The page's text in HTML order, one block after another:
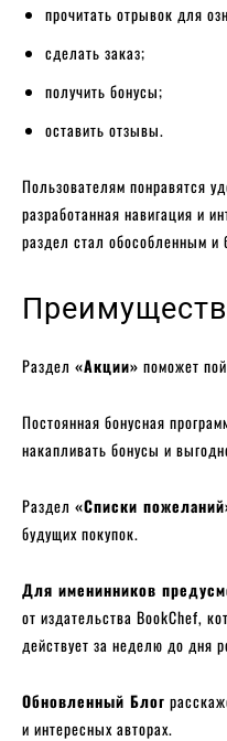
прочитать отрывок для
сделать заказ;
получить бонусы;
оставить отзывы.
Пользователям понравятся
разработанная навигация и
раздел стал обособленным и
Раздел «Акции» поможет
Постоянная бонусная
накапливать бонусы и
Раздел «Списки
будущих покупок.
Для именинников
от издательства BookChef,
действует за неделю до дня
Обновленный Блог
и интересных авторах.